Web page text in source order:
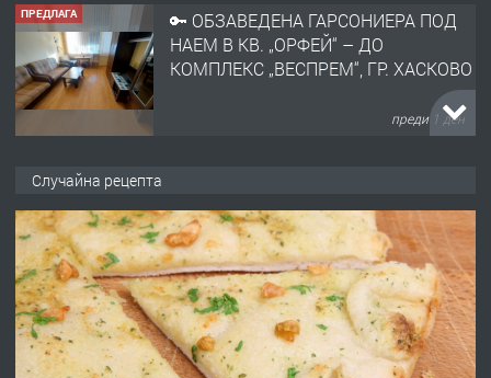
ПРЕДЛАГА
НАПЪЛНО ОБЗАВЕДЕН И
ОБОРУДВАН ТРИСТАЕН
АПАРТАМЕНТ В ЦЕНТЪРА НА ГР.
преди 2 дни
преди 2 дни
ПРЕДЛАГА
№4120 Магазин/Офис под наем в кв.
Любен Каравелов, Хасково-близо до
градската градина!
Случайна рецепта